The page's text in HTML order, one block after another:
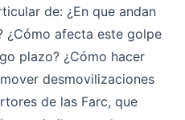
de: ¿En que andan
¿Cómo afecta este golpe
plazo? ¿Cómo hacer
desmovilizaciones
de las Farc, que